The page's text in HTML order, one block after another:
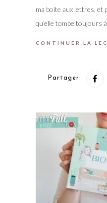
ma boite aux lettres, et
qu’elle tombe toujours
CONTINUER LA
Partager: